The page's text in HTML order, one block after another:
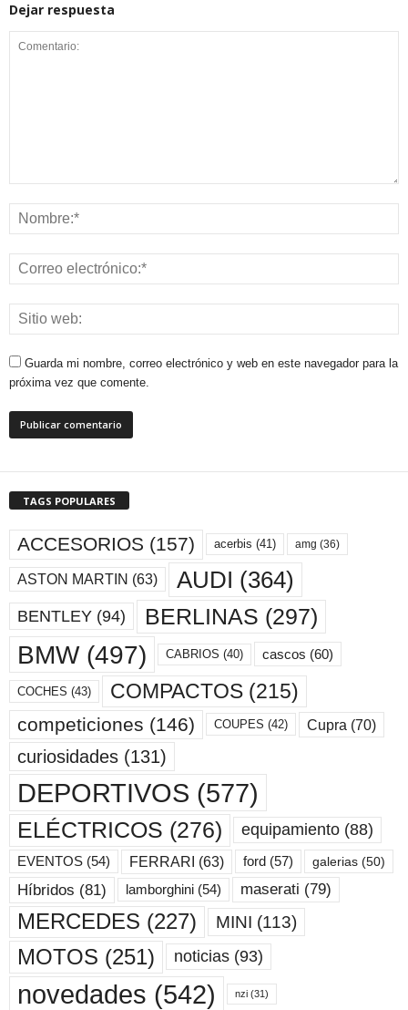
Dejar respuesta
Guarda mi nombre, correo electrónico y web en este navegador para la
próxima vez que comente.
TAGS POPULARES
ACCESORIOS (157) acerbis (41) amg (36)
ASTON MARTIN (63) AUDI (364)
BENTLEY (94) BERLINAS (297)
BMW(497) CABRIOS (40) cascos (60)
COCHES (43) COMPACTOS (215)
competiciones (146) COUPES (42) Cupra (70)
curiosidades (131)
DEPORTIVOS (577)
ELÉCTRICOS (276) equipamiento (88)
EVENTOS (54) FERRARI (63) ford (57) galerias (50)
Híbridos (81) lamborghini (54) maserati (79)
MERCEDES (227) MINI (113)
MOTOS (251) noticias (93)
novedades (542) nzi (31)